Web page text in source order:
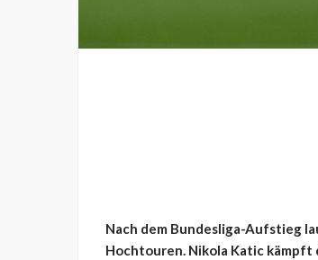
Nach dem Bundesliga-Aufstieg
Hochtouren. Nikola Katic kämpft